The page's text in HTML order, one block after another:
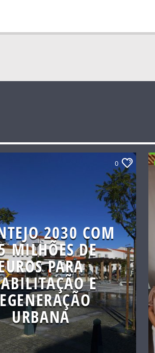
0
2030 COM
MILHÕES DE
PARA
E
URBANA